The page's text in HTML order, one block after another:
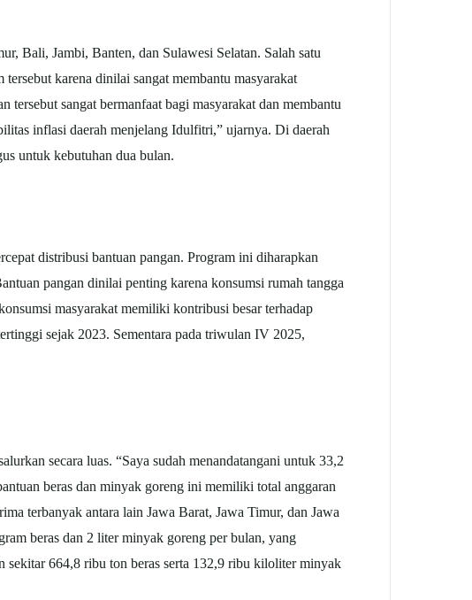
Bali, Jambi, Banten, dan Sulawesi Selatan. Salah satu
karena dinilai sangat membantu masyarakat
sangat bermanfaat bagi masyarakat dan membantu
inflasi daerah menjelang Idulfitri,” ujarnya. Di daerah
untuk kebutuhan dua bulan.
distribusi bantuan pangan. Program ini diharapkan
pangan dinilai penting karena konsumsi rumah tangga
masyarakat memiliki kontribusi besar terhadap
sejak 2023. Sementara pada triwulan IV 2025,
secara luas. “Saya sudah menandatangani untuk 33,2
beras dan minyak goreng ini memiliki total anggaran
terbanyak antara lain Jawa Barat, Jawa Timur, dan Jawa
beras dan 2 liter minyak goreng per bulan, yang
664,8 ribu ton beras serta 132,9 ribu kiloliter minyak